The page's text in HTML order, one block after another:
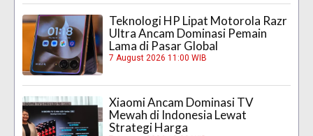
Teknologi HP Lipat Motorola Razr
Ultra Ancam Dominasi Pemain
Lama di Pasar Global
7 August 2026 11:00 WIB
Xiaomi Ancam Dominasi TV
Mewah di Indonesia Lewat
Strategi Harga